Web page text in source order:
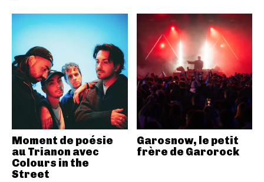
Moment de poésie
au Trianon avec
Colours in the
Street
Garosnow, le petit
frère de Garorock